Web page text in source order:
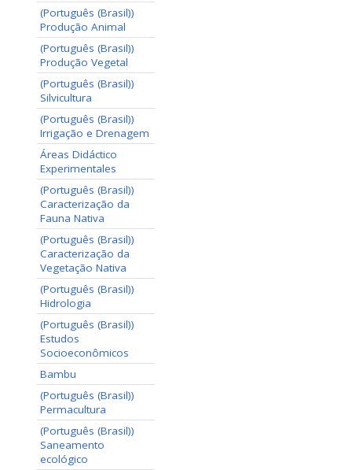
(Português (Brasil))
Produção Animal
(Português (Brasil))
Produção Vegetal
(Português (Brasil))
Silvicultura
(Português (Brasil))
Irrigação e Drenagem
Áreas Didáctico
Experimentales
(Português (Brasil))
Caracterização da
Fauna Nativa
(Português (Brasil))
Caracterização da
Vegetação Nativa
(Português (Brasil))
Hidrologia
(Português (Brasil))
Estudos
Socioeconômicos
Bambu
(Português (Brasil))
Permacultura
(Português (Brasil))
Saneamento
ecológico